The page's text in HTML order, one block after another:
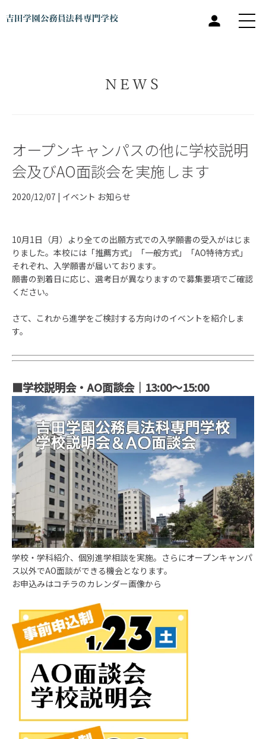
NEWS
オープンキャンパスの他に学校説明
会及びAO面談会を実施します
2020/12/07 | イベント お知らせ
10月1日（月）より全ての出願方式での入学願書の受入がはじま
りました。本校には「推薦方式」「一般方式」「AO特待方式」
それぞれ、入学願書が届いております。
願書の到着日に応じ、選考日が異なりますので募集要項でご確認
ください。
さて、これから進学をご検討する方向けのイベントを紹介しま
す。
■学校説明会・AO面談会｜13:00〜15:00
学校・学科紹介、個別進学相談を実施。さらにオープンキャンパ
ス以外でAO面談ができる機会となります。
お申込みはコチラのカレンダー画像から